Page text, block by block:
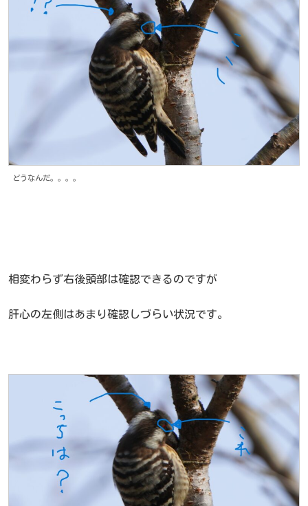
どうなんだ。。。。
相変わらず右後頭部は確認できるのですが
肝心の左側はあまり確認しづらい状況です。